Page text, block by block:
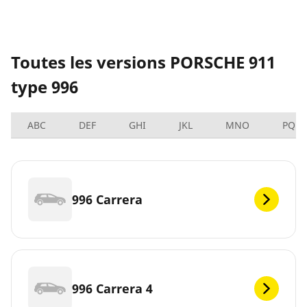
Toutes les versions PORSCHE 911
type 996
ABC DEF GHI JKL MNO PQRS
996 Carrera
996 Carrera 4